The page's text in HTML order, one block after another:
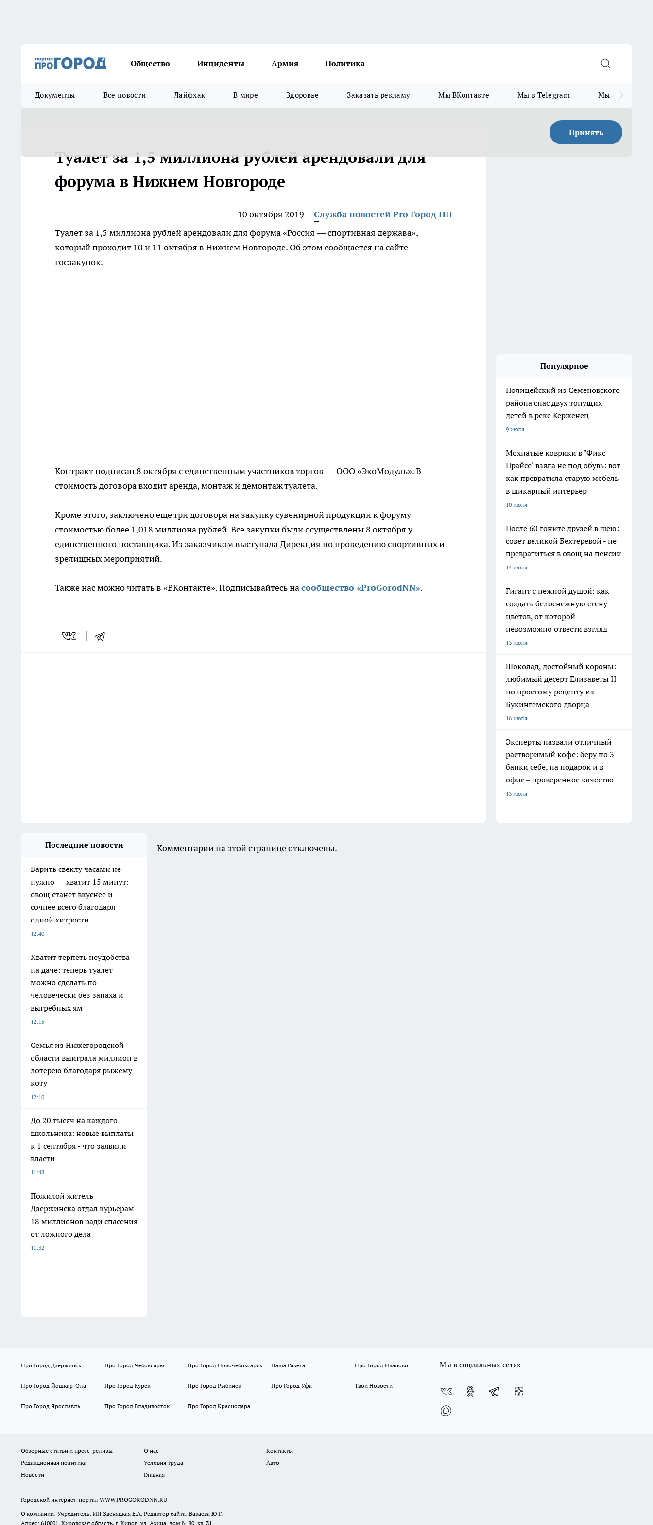
Общество Инциденты Армия Политика
Документы Все новости Лайфхак В мире Здоровье Заказать рекламу Мы ВКонтакте Мы в Telegram Мы в MAX
Принять
Туалет за 1,5 миллиона рублей арендовали для
форума в Нижнем Новгороде
10 октября 2019
Служба новостей Pro Город НН
Туалет за 1,5 миллиона рублей арендовали для форума «Россия — спортивная держава»,
который проходит 10 и 11 октября в Нижнем Новгороде. Об этом сообщается на сайте
госзакупок.
Контракт подписан 8 октября с единственным участников торгов — ООО «ЭкоМодуль». В
стоимость договора входит аренда, монтаж и демонтаж туалета.
Кроме этого, заключено еще три договора на закупку сувенирной продукции к форуму
стоимостью более 1,018 миллиона рублей. Все закупки были осуществлены 8 октября у
единственного поставщика. Из заказчиком выступала Дирекция по проведению спортивных и
зрелищных мероприятий.
Также нас можно читать в «ВКонтакте». Подписывайтесь насообщество «ProGorodNN».
Популярное
Полицейский из Семеновского
района спас двух тонущих
детей в реке Керженец
9 июля
Мохнатые коврики в "Фикс
Прайсе" взяла не под обувь: вот
как превратила старую мебель
в шикарный интерьер
10 июля
После 60 гоните друзей в шею:
совет великой Бехтеревой - не
превратиться в овощ на пенсии
14 июля
Гигант с нежной душой: как
создать белоснежную стену
цветов, от которой
невозможно отвести взгляд
13 июля
Шоколад, достойный короны:
любимый десерт Елизаветы II
по простому рецепту из
Букингемского дворца
16 июля
Эксперты назвали отличный
растворимый кофе: беру по 3
банки себе, на подарок и в
офис – проверенное качество
13 июля
Последние новости
Варить свеклу часами не
нужно — хватит 15 минут:
овощ станет вкуснее и
сочнее всего благодаря
одной хитрости
12:40
Хватит терпеть неудобства
на даче: теперь туалет
можно сделать по-
человечески без запаха и
выгребных ям
12:15
Семья из Нижегородской
области выиграла миллион в
лотерею благодаря рыжему
коту
12:10
До 20 тысяч на каждого
школьника: новые выплаты
к 1 сентября - что заявили
власти
11:48
Пожилой житель
Дзержинска отдал курьерам
18 миллионов ради спасения
от ложного дела
11:32
Комментарии на этой странице отключены.
Про Город Дзержинск Про Город Чебоксары Про Город Новочебоксарск Наша Газета Про Город Иваново
Про Город Йошкар-Ола Про Город Курск Про Город Рыбинск Про Город Уфа Твои Новости
Про Город Ярославль Про Город Владивосток Про Город Краснодара
Мы в социальных сетях
Обзорные статьи и пресс-релизы О нас
Контакты
Редакционная политика
Условия труда
Авто
Новости
Главная
Городской интернет-портал WWW.PROGORODNN.RU
О компании: Учредитель: ИП Звеняцкая Е.А. Редактор сайта: Бакаева Ю.Г.
Адрес: 610001, Кировская область, г. Киров, ул. Азина, дом № 80, кв. 31